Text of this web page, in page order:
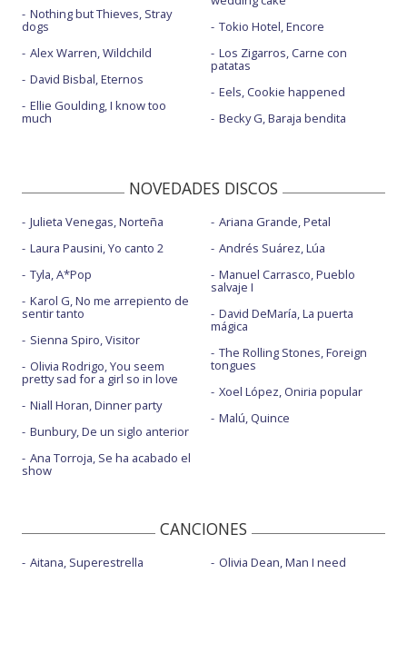
Nothing but Thieves, Stray
dogs
Alex Warren, Wildchild
David Bisbal, Eternos
Ellie Goulding, I know too
much
Tokio Hotel, Encore
Los Zigarros, Carne con
patatas
Eels, Cookie happened
Becky G, Baraja bendita
NOVEDADES DISCOS
Julieta Venegas, Norteña
Laura Pausini, Yo canto 2
Tyla, A*Pop
Karol G, No me arrepiento de
sentir tanto
Sienna Spiro, Visitor
Olivia Rodrigo, You seem
pretty sad for a girl so in love
Niall Horan, Dinner party
Bunbury, De un siglo anterior
Ana Torroja, Se ha acabado el
show
Ariana Grande, Petal
Andrés Suárez, Lúa
Manuel Carrasco, Pueblo
salvaje I
David DeMaría, La puerta
mágica
The Rolling Stones, Foreign
tongues
Xoel López, Oniria popular
Malú, Quince
CANCIONES
Aitana, Superestrella Olivia Dean, Man I need